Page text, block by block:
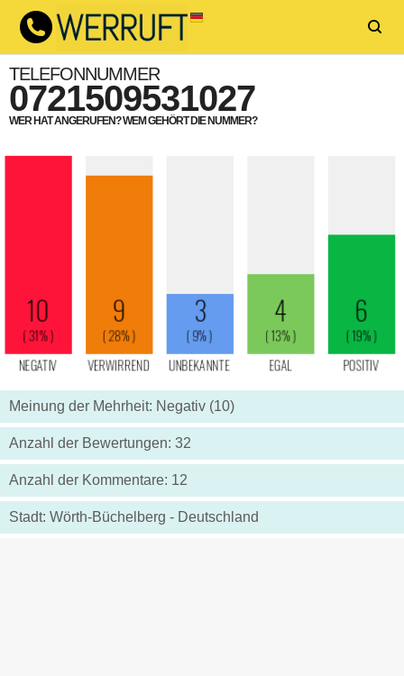
TELEFONNUMMER
0721509531027
WER HAT ANGERUFEN? WEM GEHÖRT DIE NUMMER?
Meinung der Mehrheit: Negativ (10)
Anzahl der Bewertungen: 32
Anzahl der Kommentare: 12
Stadt: Wörth-Büchelberg - Deutschland